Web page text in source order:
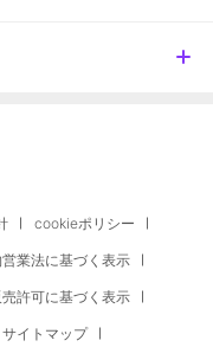
cookieポリシー
業法に基づく表示
許可に基づく表示
サイトマップ